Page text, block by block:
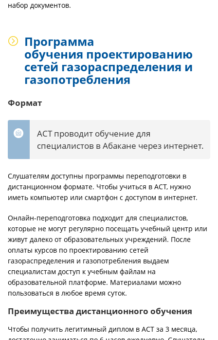
набор документов.
Программа
обучения проектированию
сетей газораспределения и
газопотребления
Формат
АСТ проводит обучение для
специалистов в Абакане через интернет.
Слушателям доступны программы переподготовки в
дистанционном формате. Чтобы учиться в АСТ, нужно
иметь компьютер или смартфон с доступом в интернет.
Онлайн-переподготовка подходит для специалистов,
которые не могут регулярно посещать учебный центр или
живут далеко от образовательных учреждений. После
оплаты курсов по проектированию сетей
газораспределения и газопотребления выдаем
специалистам доступ к учебным файлам на
образовательной платформе. Материалами можно
пользоваться в любое время суток.
Преимущества дистанционного обучения
Чтобы получить легитимный диплом в АСТ за 3 месяца,